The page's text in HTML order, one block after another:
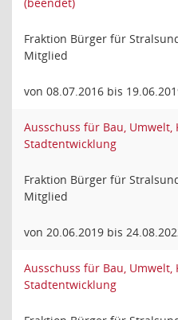
Fraktion Bürger für
Mitglied
von 08.07.2016 bis
Ausschuss für Bau,
Stadtentwicklung
Fraktion Bürger für
Mitglied
von 20.06.2019 bis
Ausschuss für Bau,
Stadtentwicklung